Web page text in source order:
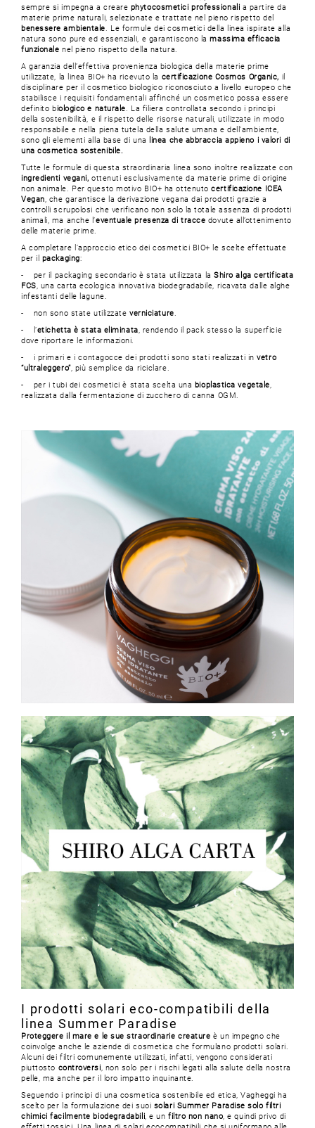
sempre si impegna a creare phytocosmetici professionali a partire da
materie prime naturali, selezionate e trattate nel pieno rispetto del
benessere ambientale. Le formule dei cosmetici della linea ispirate alla
natura sono pure ed essenziali, e garantiscono lamassima efficacia
funzionale nel pieno rispetto della natura.
A garanzia dell’effettiva provenienza biologica della materie prime
utilizzate, la linea BIO+ ha ricevuto la certificazione Cosmos Organic, il
disciplinare per il cosmetico biologico riconosciuto a livello europeo che
stabilisce i requisiti fondamentali affinché un cosmetico possa essere
definito biologico e naturale. La filiera controllata secondo i principi
della sostenibilità, e il rispetto delle risorse naturali, utilizzate in modo
responsabile e nella piena tutela della salute umana e dell’ambiente,
sono gli elementi alla base di una
linea che abbraccia appieno i valori di
una cosmetica sostenibile.
Tutte le formule di questa straordinaria linea sono inoltre realizzate con
ingredienti vegani, ottenuti esclusivamente da materie prime di origine
non animale. Per questo motivo BIO+ ha ottenutocertificazione ICEA
Vegan, che garantisce la derivazione vegana dai prodotti grazie a
controlli scrupolosi che verificano non solo la totale assenza di prodotti
animali, ma anche l’eventuale presenza di tracce dovute all’ottenimento
delle materie prime.
A completare l’approccio etico dei cosmetici BIO+ le scelte effettuate
per il packaging:
- per il packaging secondario è stata utilizzata laShiro alga certificata
FCS, una carta ecologica innovativa biodegradabile, ricavata dalle alghe
infestanti delle lagune.
- non sono state utilizzateverniciature.
- l’etichetta è stata eliminata, rendendo il pack stesso la superficie
dove riportare le informazioni.
- i primari e i contagocce dei prodotti sono stati realizzati invetro
“ultraleggero”, più semplice da riciclare.
- per i tubi dei cosmetici è stata scelta una bioplastica vegetale,
realizzata dalla fermentazione di zucchero di canna OGM.
I prodotti solari eco-compatibili della
linea Summer Paradise
Proteggere il mare e le sue straordinarie creature è un impegno che
coinvolge anche le aziende di cosmetica che formulano prodotti solari.
Alcuni dei filtri comunemente utilizzati, infatti, vengono considerati
piuttosto controversi, non solo per i rischi legati alla salute della nostra
pelle, ma anche per il loro impatto inquinante.
Seguendo i principi di una cosmetica sostenibile ed etica, Vagheggi ha
scelto per la formulazione dei suoi solari Summer Paradise solo filtri
chimici facilmente biodegradabili, e un filtro non nano, e quindi privo di